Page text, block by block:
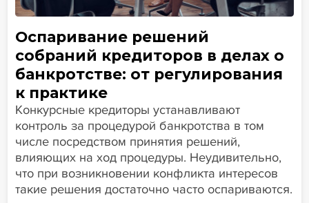
Оспаривание решений
собраний кредиторов в делах о
банкротстве: от регулирования
к практике
Конкурсные кредиторы устанавливают
контроль за процедурой банкротства в том
числе посредством принятия решений,
влияющих на ход процедуры. Неудивительно,
что при возникновении конфликта интересов
такие решения достаточно часто оспариваются.